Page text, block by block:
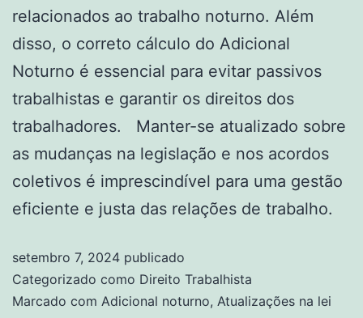
relacionados ao trabalho noturno. Além
disso, o correto cálculo do Adicional
Noturno é essencial para evitar passivos
trabalhistas e garantir os direitos dos
trabalhadores. Manter-se atualizado sobre
as mudanças na legislação e nos acordos
coletivos é imprescindível para uma gestão
eficiente e justa das relações de trabalho.
setembro 7, 2024 publicado
Categorizado como Direito Trabalhista
Marcado com Adicional noturno, Atualizações na lei